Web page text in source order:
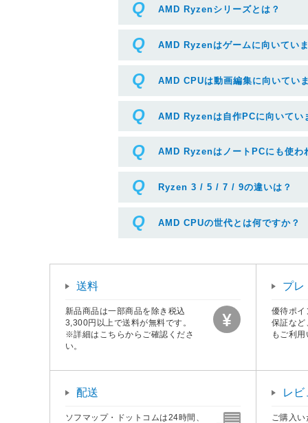
AMD Ryzenシリーズとは？
AMD Ryzenはゲームに向いてい
AMD CPUは動画編集に向いてい
AMD Ryzenは自作PCに向いてい
AMD RyzenはノートPCにも使わ
Ryzen 3 / 5 / 7 / 9の違いは？
AMD CPUの世代とは何ですか？
送料
新品商品は一部商品を除き税込
3,300円以上で送料が無料です。
※詳細はこちらからご確認くださ
い。
プレ
優待ポイ
保証など
もご利
配送
ソフマップ・ドットコムは24時間、
レ
ご購入